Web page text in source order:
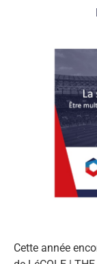
Cette année